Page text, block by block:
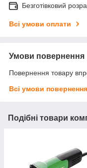
Безготівковий
Всі умови оплати
Умови повернення
Повернення товару
Всі умови повернення
Подібні товари